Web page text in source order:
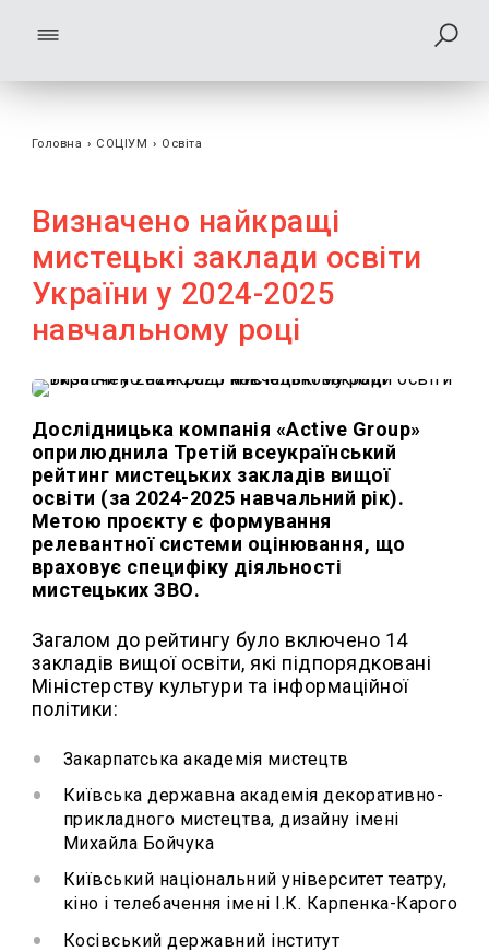
Головна › СОЦІУМ › Освіта
Визначено найкращі
мистецькі заклади освіти
України у 2024-2025
навчальному році
Дослідницька компанія «Active Group»
оприлюднила Третій всеукраїнський
рейтинг мистецьких закладів вищої
освіти (за 2024-2025 навчальний рік).
Метою проєкту є формування
релевантної системи оцінювання, що
враховує специфіку діяльності
мистецьких ЗВО.
Загалом до рейтингу було включено 14
закладів вищої освіти, які підпорядковані
Міністерству культури та інформаційної
політики:
Закарпатська академія мистецтв
Київська державна академія декоративно-
прикладного мистецтва, дизайну імені
Михайла Бойчука
Київський національний університет театру,
кіно і телебачення імені І.К. Карпенка-Карого
Косівський державний інститут